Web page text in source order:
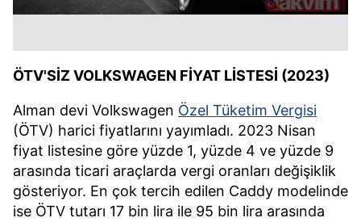
ÖTV'SİZ VOLKSWAGEN FİYAT LİSTESİ (2023)
Alman devi Volkswagen Özel Tüketim Vergisi
(ÖTV) harici fiyatlarını yayımladı. 2023 Nisan
fiyat listesine göre yüzde 1, yüzde 4 ve yüzde 9
arasında ticari araçlarda vergi oranları değişiklik
gösteriyor. En çok tercih edilen Caddy modelinde
ise ÖTV tutarı 17 bin lira ile 95 bin lira arasında